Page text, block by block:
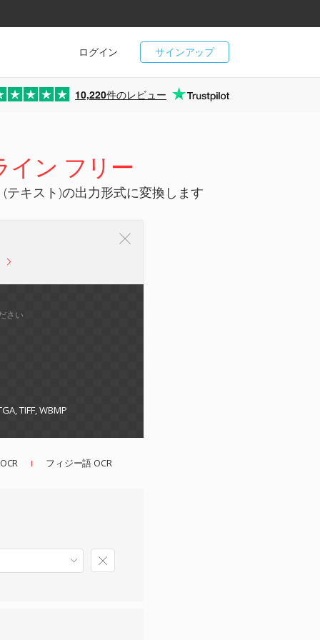
サインアップ
ログイン
10,220件のレビュー
イン フリー
キスト)の出力形式に変換します
さい
TIFF, WBMP
フィジー語 OCR